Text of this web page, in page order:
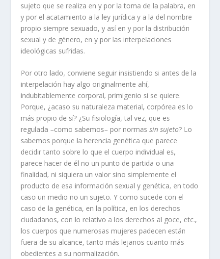
sujeto que se realiza en y por la toma de la palabra, en
y por el acatamiento a la ley jurídica y a la del nombre
propio siempre sexuado, y así en y por la distribución
sexual y de género, en y por las interpelaciones
ideológicas sufridas.
Por otro lado, conviene seguir insistiendo si antes de la
interpelación hay algo originalmente ahí,
indubitablemente corporal, primigenio si se quiere.
Porque, ¿acaso su naturaleza material, corpórea es lo
más propio de sí? ¿Su fisiología, tal vez, que es
regulada –como sabemos– por normassin sujeto? Lo
sabemos porque la herencia genética que parece
decidir tanto sobre lo que el cuerpo individual es,
parece hacer de él no un punto de partida o una
finalidad, ni siquiera un valor sino simplemente el
producto de esa información sexual y genética, en todo
caso un medio no un sujeto. Y como sucede con el
caso de la genética, en la política, en los derechos
ciudadanos, con lo relativo a los derechos al goce, etc.,
los cuerpos que numerosas mujeres padecen están
fuera de su alcance, tanto más lejanos cuanto más
obedientes a su normalización.